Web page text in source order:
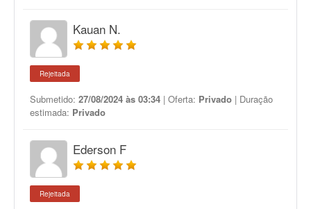
Kauan N.
Rejeitada
Submetido: 27/08/2024 às 03:34 | Oferta: Privado | Duração
estimada: Privado
Ederson F
Rejeitada